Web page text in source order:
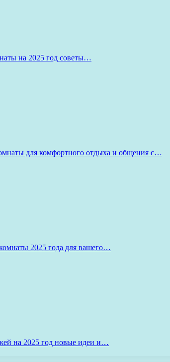
на 2025 год советы…
для комфортного отдыха и общения с…
2025 года для вашего…
на 2025 год новые идеи и…